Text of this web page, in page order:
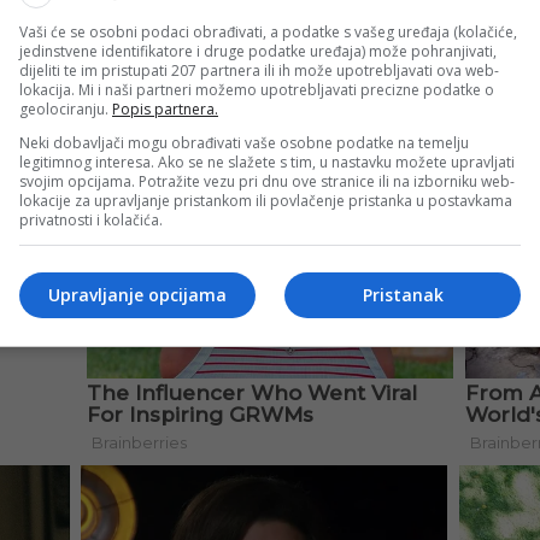
sućuti i oproštaja pristižu iz svih krajeva svijeta. Klubovi,
važio za jednog od najomiljenijih fudbalera svoje
Vaši će se osobni podaci obrađivati, a podatke s vašeg uređaja (kolačiće,
jedinstvene identifikatore i druge podatke uređaja) može pohranjivati,
dijeliti te im pristupati 207 partnera ili ih može upotrebljavati ova web-
lokacija. Mi i naši partneri možemo upotrebljavati precizne podatke o
geolociranju. Popis partnera.
Neki dobavljači mogu obrađivati vaše osobne podatke na temelju
legitimnog interesa. Ako se ne slažete s tim, u nastavku možete upravljati
svojim opcijama. Potražite vezu pri dnu ove stranice ili na izborniku web-
lokacije za upravljanje pristankom ili povlačenje pristanka u postavkama
privatnosti i kolačića.
Pristanak
Upravljanje opcijama